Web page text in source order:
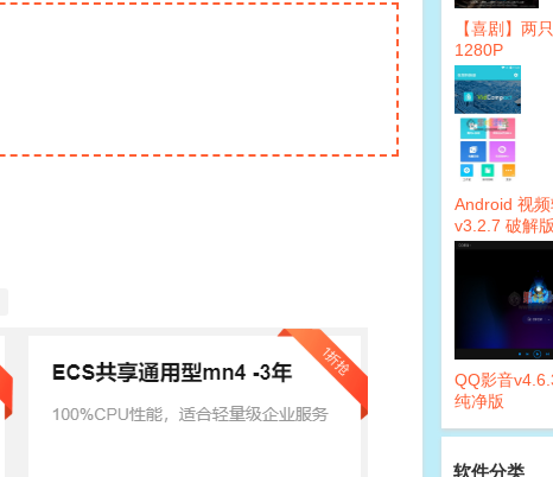
【喜剧】两
1280P
Android 视
v3.2.7 破解版
QQ影音
纯净版
软件分类